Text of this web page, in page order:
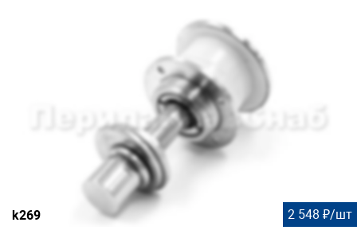
k269 2 548 ₽/шт